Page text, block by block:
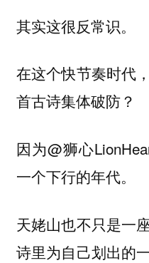
其实这很反常识。
在这个快节奏时代
首古诗集体破防？
因为@狮心
一个下行的年代。
天姥山也不只是一
诗里为自己划出的